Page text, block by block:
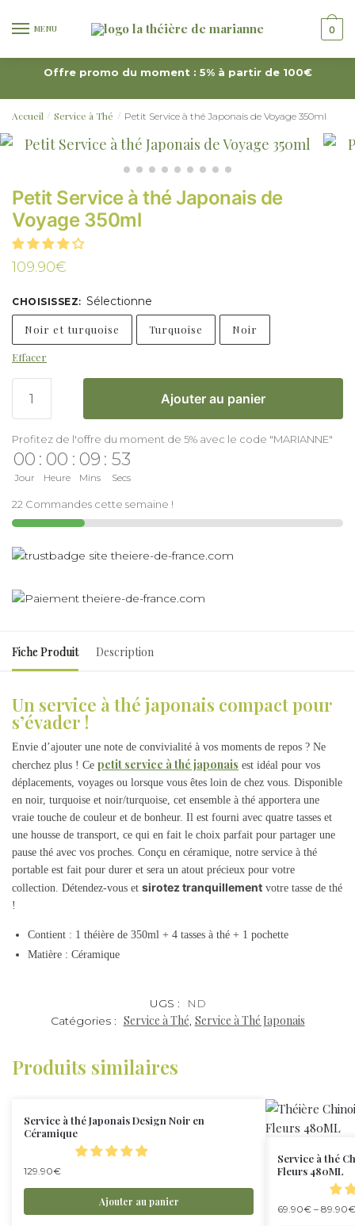
MENU 0
Offre promo du moment : 5% à partir de 100€
Accueil / Service à Thé / Petit Service à thé Japonais de Voyage 350ml
Petit Service à thé Japonais de
Voyage 350ml
109.90€
CHOISISSEZ: Sélectionne
Noir et turquoise Turquoise Noir
Effacer
Ajouter au panier
Profitez de l'offre du moment de 5% avec le code "MARIANNE"
00
Jour
: 00
Heure
: 09
Mins
: 53
Secs
22 Commandes cette semaine !
Fiche Produit Description
Un service à thé japonais compact pour
s’évader !
Envie d’ajouter une note de convivialité à vos moments de repos ? Ne
cherchez plus ! Ce petit service à thé japonais est idéal pour vos
déplacements, voyages ou lorsque vous êtes loin de chez vous. Disponible
en noir, turquoise et noir/turquoise, cet ensemble à thé apportera une
vraie touche de couleur et de bonheur. Il est fourni avec quatre tasses et
une housse de transport, ce qui en fait le choix parfait pour partager une
pause thé avec vos proches. Conçu en céramique, notre service à thé
portable est fait pour durer et sera un atout précieux pour votre
collection. Détendez-vous et sirotez tranquillement votre tasse de thé
!
Contient : 1 théière de 350ml + 4 tasses à thé + 1 pochette
Matière : Céramique
UGS :
ND
Catégories : Service à Thé, Service à Thé Japonais
Produits similaires
Service à thé Japonais Design Noir en
Céramique
129.90€
Ajouter au panier
Service à thé
Fleurs 480ML
69.90€ – 89.90€